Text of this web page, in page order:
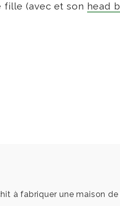
fille (avec et son head
à fabriquer une maison